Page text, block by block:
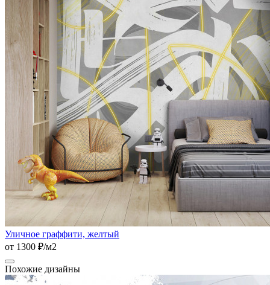
Уличное граффити, желтый
от 1300 ₽/м2
Похожие дизайны